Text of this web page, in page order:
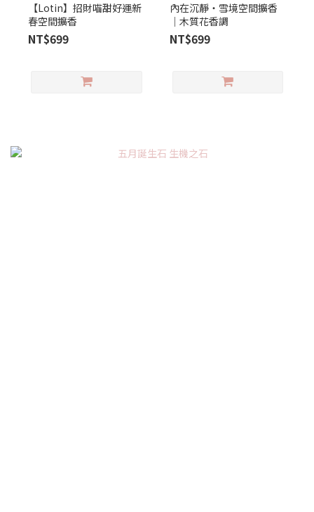
【Lotin】招財喵甜好運新
春空間擴香
NT$699
內在沉靜‧雪境空間擴香
｜木質花香調
NT$699